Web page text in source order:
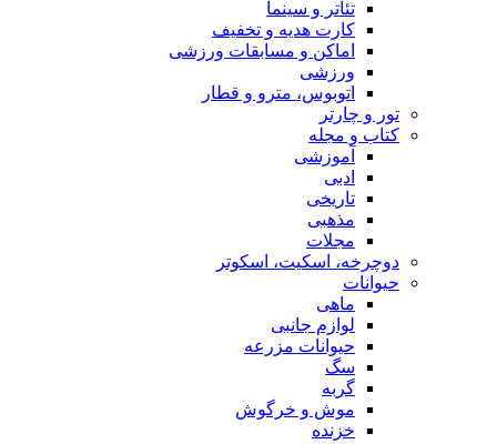
تئاتر و سینما
کارت هدیه و تخفیف
اماکن و مسابقات ورزشی
ورزشی
اتوبوس، مترو و قطار
تور و چارتر
کتاب و مجله
آموزشی
ادبی
تاریخی
مذهبی
مجلات
دوچرخه، اسکیت، اسکوتر
حیوانات
ماهی
لوازم جانبی
حیوانات مزرعه
سگ
گربه
موش و خرگوش
خزنده